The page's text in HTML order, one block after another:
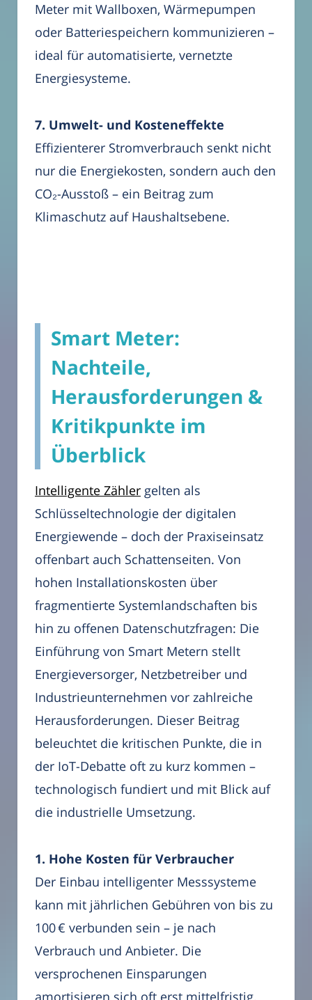
Meter mit Wallboxen, Wärmepumpen
oder Batteriespeichern kommunizieren –
ideal für automatisierte, vernetzte
Energiesysteme.
7. Umwelt- und Kosteneffekte
Effizienterer Stromverbrauch senkt nicht
nur die Energiekosten, sondern auch den
CO₂-Ausstoß – ein Beitrag zum
Klimaschutz auf Haushaltsebene.
Smart Meter:
Nachteile,
Herausforderungen &
Kritikpunkte im
Überblick
Intelligente Zähler gelten als
Schlüsseltechnologie der digitalen
Energiewende – doch der Praxiseinsatz
offenbart auch Schattenseiten. Von
hohen Installationskosten über
fragmentierte Systemlandschaften bis
hin zu offenen Datenschutzfragen: Die
Einführung von Smart Metern stellt
Energieversorger, Netzbetreiber und
Industrieunternehmen vor zahlreiche
Herausforderungen. Dieser Beitrag
beleuchtet die kritischen Punkte, die in
der IoT-Debatte oft zu kurz kommen –
technologisch fundiert und mit Blick auf
die industrielle Umsetzung.
1. Hohe Kosten für Verbraucher
Der Einbau intelligenter Messsysteme
kann mit jährlichen Gebühren von bis zu
100 € verbunden sein – je nach
Verbrauch und Anbieter. Die
versprochenen Einsparungen
amortisieren sich oft erst mittelfristig.